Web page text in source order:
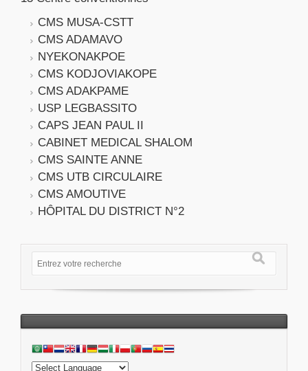
CMS MUSA-CSTT
CMS ADAMAVO
NYEKONAKPOE
CMS KODJOVIAKOPE
CMS ADAKPAME
USP LEGBASSITO
CAPS JEAN PAUL II
CABINET MEDICAL SHALOM
CMS SAINTE ANNE
CMS UTB CIRCULAIRE
CMS AMOUTIVE
HÔPITAL DU DISTRICT N°2